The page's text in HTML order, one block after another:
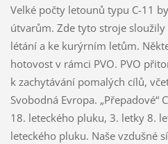
Velké počty letounů typu C-11
útvarům. Zde tyto stroje
létání a ke kurýrním letům.
hotovost v rámci PVO. PVO
k zachytávání pomalých cílů,
Svobodná Evropa.
18. leteckého pluku, 3. letky 8.
leteckého pluku. Naše vzdušné